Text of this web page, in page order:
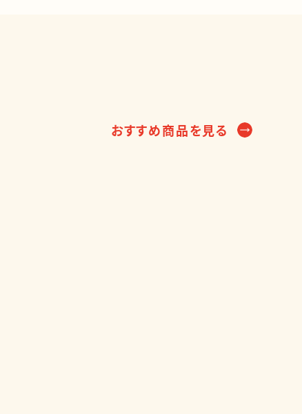
おすすめ商品を見る